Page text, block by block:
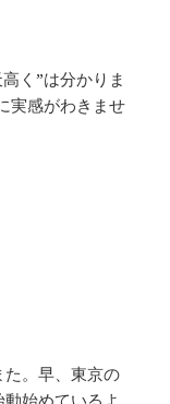
く”は分かりま
実感がわきませ
。早、東京の
始めているよ